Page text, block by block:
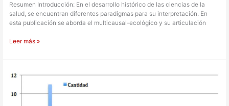
Resumen Introducción: En el desarrollo histórico de las ciencias de la
salud, se encuentran diferentes paradigmas para su interpretación. En
esta publicación se aborda el multicausal-ecológico y su articulación
Leer más »
Hábito
de